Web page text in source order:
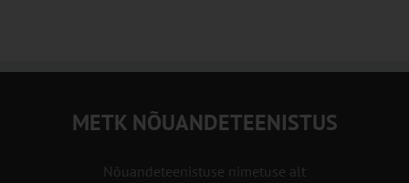
METK NÕUANDETEENISTUS
Nõuandeteenistuse nimetuse alt